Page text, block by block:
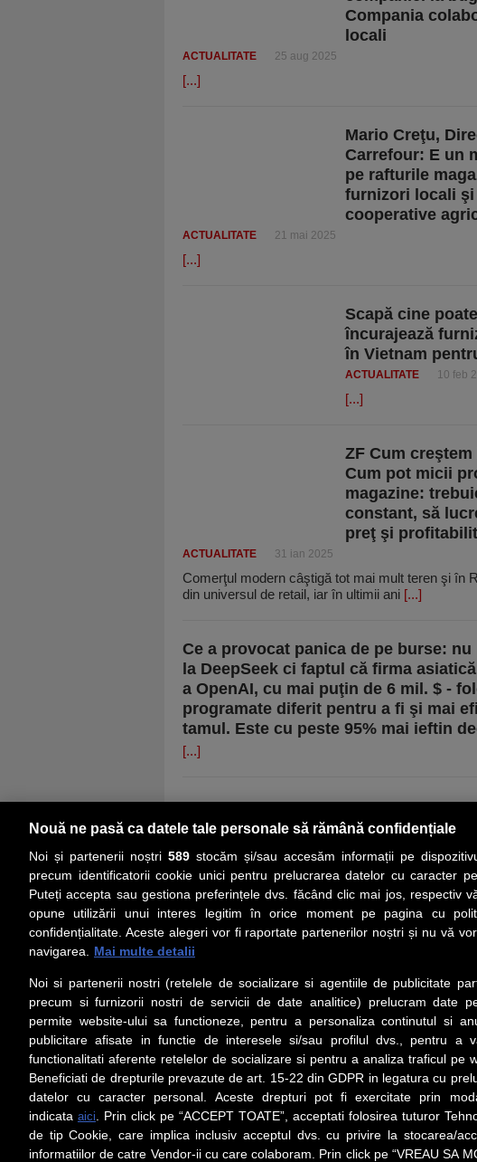
Compania
locali
ACTUALITATE 25 aug 2025
[...]
Mario Creţu,
Carrefour: E un
pe rafturile
furnizori locali şi
cooperative
ACTUALITATE 21 mai 2025
[...]
Scapă cine
încurajează
în Vietnam
ACTUALITATE 10 feb
[...]
ZF Cum
Cum pot micii
magazine:
constant, să
preţ şi
ACTUALITATE 31 ian 2025
Comerţul modern câştigă tot mai mult teren şi în
din universul de retail, iar în ultimii ani [...]
Ce a provocat panica de pe burse:
la DeepSeek ci faptul că firma
a OpenAI, cu mai puţin de 6 mil. $ -
programate diferit pentru a fi şi mai
tamul. Este cu peste 95% mai ieftin
[...]
PRIMA PAGINĂ COVER STORY
Social
Urmareste-ne pe Facebook
iarul Financiar
Despre Noi
Contact Redactie
Contact Marketing
Contact Vanzari
Abonamente print
Redactorii BM
Nouă ne pasă ca datele tale personale să rămână confidențiale
Noi și partenerii noștri 589stocăm și/sau accesăm informații pe
precum identificatorii cookie unici pentru prelucrarea datelor cu caracter
Puteți accepta sau gestiona preferințele dvs. făcând clic mai jos, respectiv
opune utilizării unui interes legitim în orice moment pe pagina cu
confidențialitate. Aceste alegeri vor fi raportate partenerilor noștri și nu vă
navigarea.
Mai multe detalii
Noi si partenerii nostri (retelele de socializare si agentiile de publicitate
precum si furnizorii nostri de servicii de date analitice) prelucram date
permite website-ului sa functioneze, pentru a personaliza continutul si
publicitare afisate in functie de interesele si/sau profilul dvs., pentru a
functionalitati aferente retelelor de socializare si pentru a analiza traficul pe
Beneficiati de drepturile prevazute de art. 15-22 din GDPR in legatura cu
datelor cu caracter personal. Aceste drepturi pot fi exercitate prin
indicata aici. Prin click pe “ACCEPT TOATE”, acceptati folosirea tuturor
de tip Cookie, care implica inclusiv acceptul dvs. cu privire la stocarea/
informatiilor de catre Vendor-ii cu care colaboram. Prin click pe “VREAU SA